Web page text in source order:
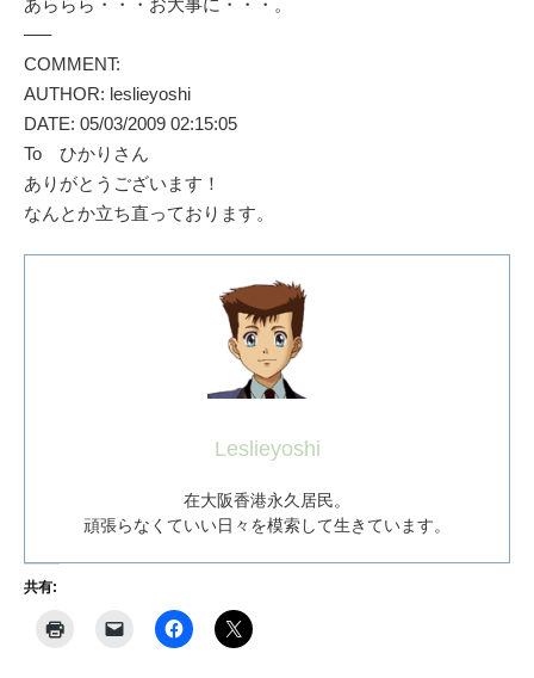
—–
COMMENT:
AUTHOR: leslieyoshi
DATE: 05/03/2009 02:15:05
To ひかりさん
ありがとうございます！
なんとか立ち直っております。
Leslieyoshi
在大阪香港永久居民。
頑張らなくていい日々を模索して生きています。
共有: